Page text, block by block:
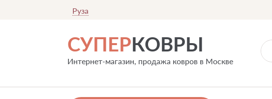
Руза
СУПЕРКОВРЫ
Интернет-магазин, продажа ковров в Москве